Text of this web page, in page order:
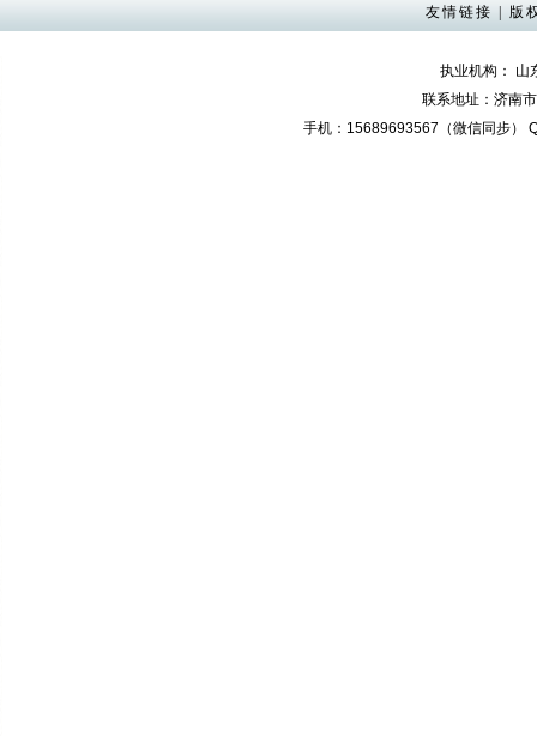
友情链接 版
执业机构： 山
联系地址：济南
手机：15689693567（微信同步）